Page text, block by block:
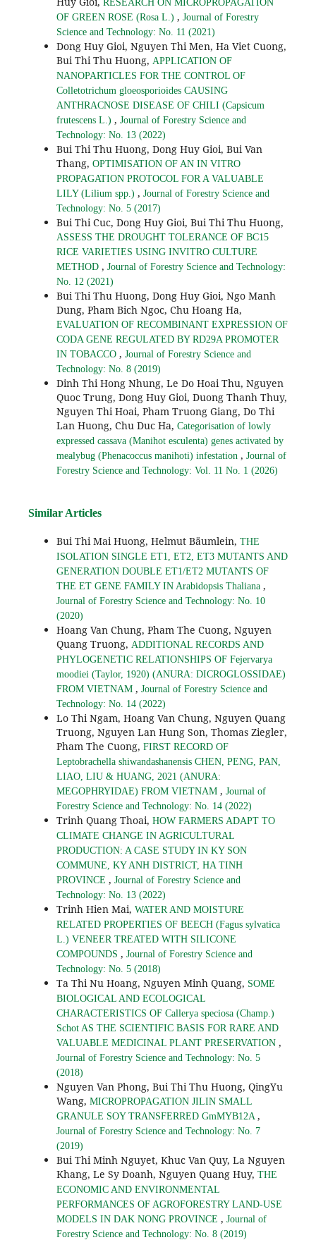
RESEARCH ON MICROPROPAGATION
OF GREEN ROSE (Rosa L.) , Journal of Forestry
Science and Technology: No. 11 (2021)
Dong Huy Gioi, Nguyen Thi Men, Ha Viet Cuong,
Bui Thi Thu Huong, APPLICATION OF
NANOPARTICLES FOR THE CONTROL OF
Colletotrichum gloeosporioides CAUSING
ANTHRACNOSE DISEASE OF CHILI (Capsicum
frutescens L.) , Journal of Forestry Science and
Technology: No. 13 (2022)
Bui Thi Thu Huong, Dong Huy Gioi, Bui Van
Thang, OPTIMISATION OF AN IN VITRO
PROPAGATION PROTOCOL FOR A VALUABLE
LILY (Lilium spp.) , Journal of Forestry Science and
Technology: No. 5 (2017)
Bui Thi Cuc, Dong Huy Gioi, Bui Thi Thu Huong,
ASSESS THE DROUGHT TOLERANCE OF BC15
RICE VARIETIES USING INVITRO CULTURE
METHOD , Journal of Forestry Science and Technology:
No. 12 (2021)
Bui Thi Thu Huong, Dong Huy Gioi, Ngo Manh
Dung, Pham Bich Ngoc, Chu Hoang Ha,
EVALUATION OF RECOMBINANT EXPRESSION OF
CODA GENE REGULATED BY RD29A PROMOTER
IN TOBACCO , Journal of Forestry Science and
Technology: No. 8 (2019)
Dinh Thi Hong Nhung, Le Do Hoai Thu, Nguyen
Quoc Trung, Dong Huy Gioi, Duong Thanh Thuy,
Nguyen Thi Hoai, Pham Truong Giang, Do Thi
Lan Huong, Chu Duc Ha, Categorisation of lowly
expressed cassava (Manihot esculenta) genes activated by
mealybug (Phenacoccus manihoti) infestation , Journal of
Forestry Science and Technology: Vol. 11 No. 1 (2026)
Similar Articles
Bui Thi Mai Huong, Helmut Bäumlein, THE
ISOLATION SINGLE ET1, ET2, ET3 MUTANTS AND
GENERATION DOUBLE ET1/ET2 MUTANTS OF
THE ET GENE FAMILY IN Arabidopsis Thaliana ,
Journal of Forestry Science and Technology: No. 10
(2020)
Hoang Van Chung, Pham The Cuong, Nguyen
Quang Truong, ADDITIONAL RECORDS AND
PHYLOGENETIC RELATIONSHIPS OF Fejervarya
moodiei (Taylor, 1920) (ANURA: DICROGLOSSIDAE)
FROM VIETNAM , Journal of Forestry Science and
Technology: No. 14 (2022)
Lo Thi Ngam, Hoang Van Chung, Nguyen Quang
Truong, Nguyen Lan Hung Son, Thomas Ziegler,
Pham The Cuong, FIRST RECORD OF
Leptobrachella shiwandashanensis CHEN, PENG, PAN,
LIAO, LIU & HUANG, 2021 (ANURA:
MEGOPHRYIDAE) FROM VIETNAM , Journal of
Forestry Science and Technology: No. 14 (2022)
Trinh Quang Thoai, HOW FARMERS ADAPT TO
CLIMATE CHANGE IN AGRICULTURAL
PRODUCTION: A CASE STUDY IN KY SON
COMMUNE, KY ANH DISTRICT, HA TINH
PROVINCE , Journal of Forestry Science and
Technology: No. 13 (2022)
Trinh Hien Mai, WATER AND MOISTURE
RELATED PROPERTIES OF BEECH (Fagus sylvatica
L.) VENEER TREATED WITH SILICONE
COMPOUNDS , Journal of Forestry Science and
Technology: No. 5 (2018)
Ta Thi Nu Hoang, Nguyen Minh Quang, SOME
BIOLOGICAL AND ECOLOGICAL
CHARACTERISTICS OF Callerya speciosa (Champ.)
Schot AS THE SCIENTIFIC BASIS FOR RARE AND
VALUABLE MEDICINAL PLANT PRESERVATION ,
Journal of Forestry Science and Technology: No. 5
(2018)
Nguyen Van Phong, Bui Thi Thu Huong, QingYu
Wang, MICROPROPAGATION JILIN SMALL
GRANULE SOY TRANSFERRED GmMYB12A ,
Journal of Forestry Science and Technology: No. 7
(2019)
Bui Thi Minh Nguyet, Khuc Van Quy, La Nguyen
Khang, Le Sy Doanh, Nguyen Quang Huy, THE
ECONOMIC AND ENVIRONMENTAL
PERFORMANCES OF AGROFORESTRY LAND-USE
MODELS IN DAK NONG PROVINCE , Journal of
Forestry Science and Technology: No. 8 (2019)